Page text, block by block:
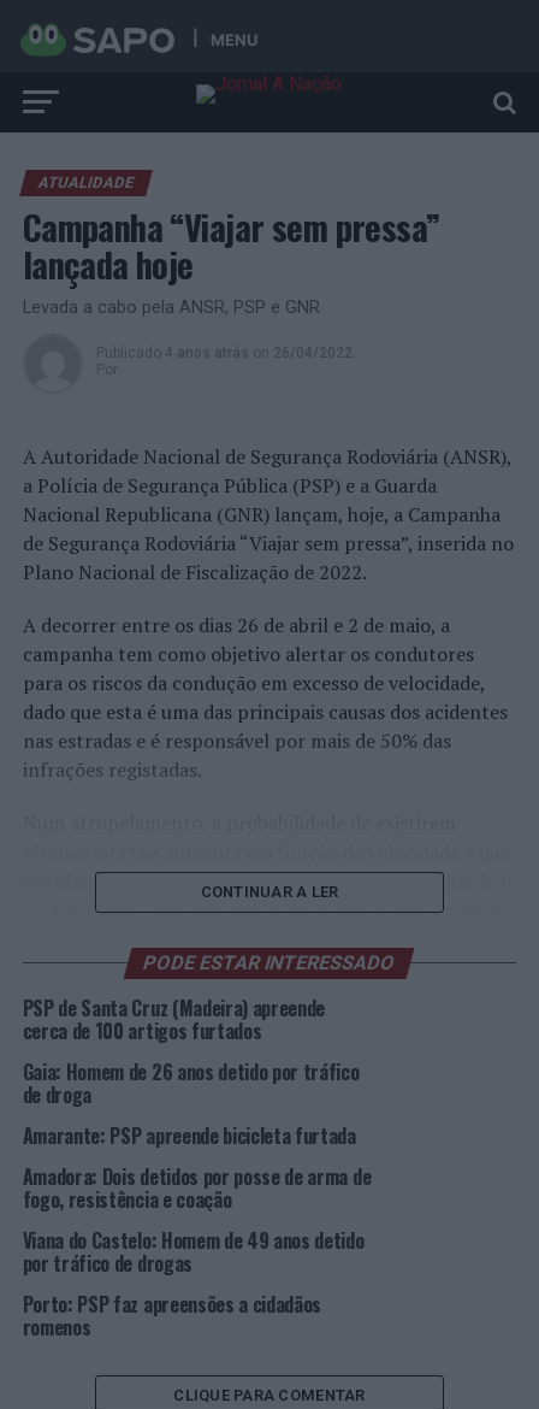
MENU
ATUALIDADE
Campanha “Viajar sem pressa”
lançada hoje
Levada a cabo pela ANSR, PSP e GNR
Publicado 4 anos atrás on 26/04/2022
Por
A Autoridade Nacional de Segurança Rodoviária (ANSR),
a Polícia de Segurança Pública (PSP) e a Guarda
Nacional Republicana (GNR) lançam, hoje, a Campanha
de Segurança Rodoviária “Viajar sem pressa”, inserida no
Plano Nacional de Fiscalização de 2022.
A decorrer entre os dias 26 de abril e 2 de maio, a
campanha tem como objetivo alertar os condutores
para os riscos da condução em excesso de velocidade,
dado que esta é uma das principais causas dos acidentes
nas estradas e é responsável por mais de 50% das
infrações registadas.
circulam os veículos. Se um veículo circular a 30 km/h, a
probabilidade das consequências de um atropelamento
50 km/h, a probabilidade passa a ser de 80%.
A campanha “Viajar sem pressa” integrará:
. Ações de sensibilização da ANSR em território
continental e dos serviços das administrações regionais
da Região Autónoma da Madeira;
. Operações de fiscalização, pela PSP e pela GNR, com
especial incidência em vias e acessos com elevado fluxo
rodoviário e de acordo com o Plano Nacional de
Fiscalização 2022, de forma a contribuir para a
diminuição do risco de ocorrência de acidentes e para a
adoção de comportamentos mais seguros por parte dos
velocidade.
CONTINUAR A LER
PODE ESTAR INTERESSADO
PSP de Santa Cruz (Madeira) apreende
cerca de 100 artigos furtados
Gaia: Homem de 26 anos detido por tráfico
de droga
Amarante: PSP apreende bicicleta furtada
Amadora: Dois detidos por posse de arma de
fogo, resistência e coação
Viana do Castelo: Homem de 49 anos detido
por tráfico de drogas
Porto: PSP faz apreensões a cidadãos
romenos
CLIQUE PARA COMENTAR